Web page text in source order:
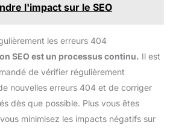
l'impact sur le SEO
les erreurs 404
SEO est un processus continu. Il est
de vérifier régulièrement
nouvelles erreurs 404 et de corriger
dès que possible. Plus vous êtes
minimisez les impacts négatifs sur